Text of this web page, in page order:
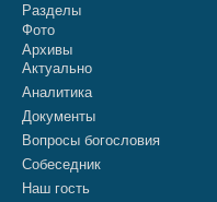
Разделы
Фото
Архивы
Актуально
Аналитика
Документы
Вопросы богословия
Собеседник
Наш гость